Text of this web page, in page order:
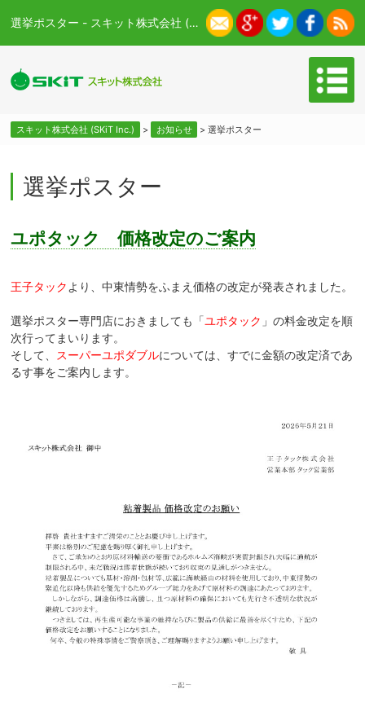
選挙ポスター - スキット株式会社 (SKiT Inc.)
スキット株式会社 (SKiT Inc.) > お知らせ >選挙ポスター
選挙ポスター
ユポタック 価格改定のご案内
王子タック より、中東情勢をふまえ価格の改定が発表されました。
選挙ポスター専門店におきましても「ユポタック 」の料金改定を順
次行ってまいります。
そして、 スーパーユポダブルについては、すでに金額の改定済であ
るす事をご案内します。